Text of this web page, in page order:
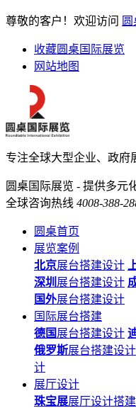
尊敬的客户！欢迎访问
收藏圆桌国际展览
网站地图
专注全球大型企业、政府
圆桌国际展览 - 提供多元
全球咨询热线 4008-388-
圆桌首页
展览案例
北京展台搭建设计
深圳 展台搭建设计
国外展台搭建设计
国际展台搭建
德国 展台搭建设计
俄罗斯展台搭建设计
计
展厅设计
珠宝展展厅设计搭建